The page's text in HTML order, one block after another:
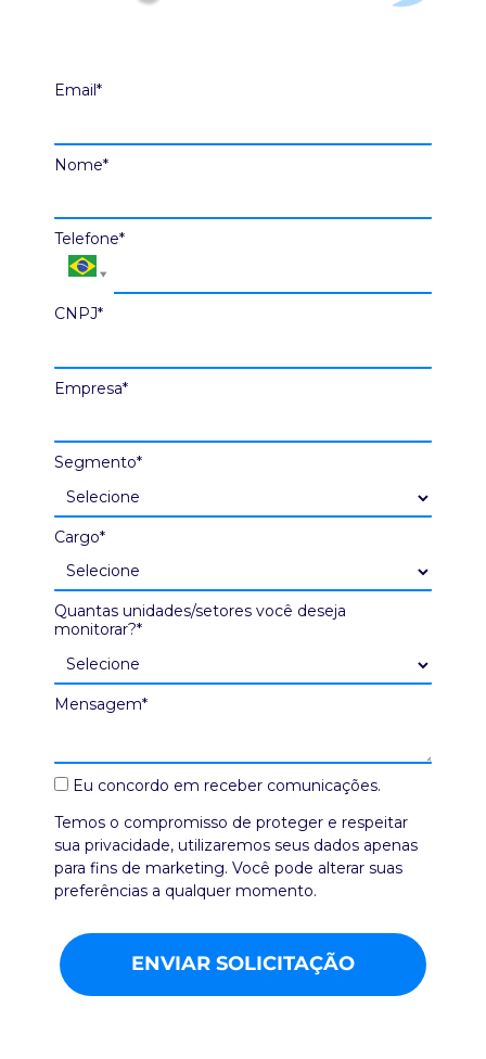
Email*
Nome*
Telefone*
CNPJ*
Empresa*
Segmento*
Cargo*
Quantas unidades/setores você deseja
monitorar?*
Mensagem*
Eu concordo em receber comunicações.
Temos o compromisso de proteger e respeitar
sua privacidade, utilizaremos seus dados apenas
para fins de marketing. Você pode alterar suas
preferências a qualquer momento.
ENVIAR SOLICITAÇÃO